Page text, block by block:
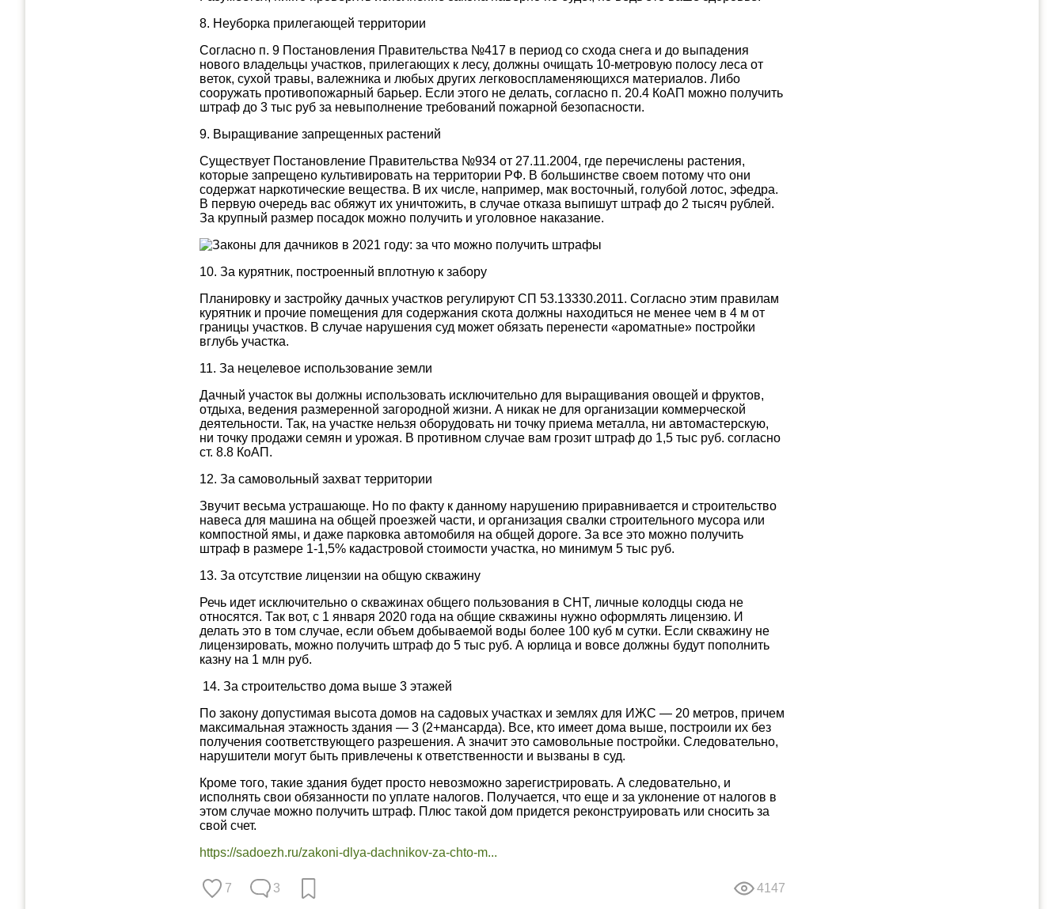
8. Неуборка прилегающей территории
Согласно п. 9 Постановления Правительства №417 в период со схода снега и до выпадения
нового владельцы участков, прилегающих к лесу, должны очищать 10-метровую полосу леса от
веток, сухой травы, валежника и любых других легковоспламеняющихся материалов. Либо
сооружать противопожарный барьер. Если этого не делать, согласно п. 20.4 КоАП можно получить
штраф до 3 тыс руб за невыполнение требований пожарной безопасности.
9. Выращивание запрещенных растений
Существует Постановление Правительства №934 от 27.11.2004, где перечислены растения,
которые запрещено культивировать на территории РФ. В большинстве своем потому что они
содержат наркотические вещества. В их числе, например, мак восточный, голубой лотос, эфедра.
В первую очередь вас обяжут их уничтожить, в случае отказа выпишут штраф до 2 тысяч рублей.
За крупный размер посадок можно получить и уголовное наказание.
10. За курятник, построенный вплотную к забору
Планировку и застройку дачных участков регулируют СП 53.13330.2011. Согласно этим правилам
курятник и прочие помещения для содержания скота должны находиться не менее чем в 4 м от
границы участков. В случае нарушения суд может обязать перенести «ароматные» постройки
вглубь участка.
11. За нецелевое использование земли
Дачный участок вы должны использовать исключительно для выращивания овощей и фруктов,
отдыха, ведения размеренной загородной жизни. А никак не для организации коммерческой
деятельности. Так, на участке нельзя оборудовать ни точку приема металла, ни автомастерскую,
ни точку продажи семян и урожая. В противном случае вам грозит штраф до 1,5 тыс руб. согласно
ст. 8.8 КоАП.
12. За самовольный захват территории
Звучит весьма устрашающе. Но по факту к данному нарушению приравнивается и строительство
навеса для машина на общей проезжей части, и организация свалки строительного мусора или
компостной ямы, и даже парковка автомобиля на общей дороге. За все это можно получить
штраф в размере 1-1,5% кадастровой стоимости участка, но минимум 5 тыс руб.
13. За отсутствие лицензии на общую скважину
Речь идет исключительно о скважинах общего пользования в СНТ, личные колодцы сюда не
относятся. Так вот, с 1 января 2020 года на общие скважины нужно оформлять лицензию. И
делать это в том случае, если объем добываемой воды более 100 куб м сутки. Если скважину не
лицензировать, можно получить штраф до 5 тыс руб. А юрлица и вовсе должны будут пополнить
казну на 1 млн руб.
14. За строительство дома выше 3 этажей
По закону допустимая высота домов на садовых участках и землях для ИЖС — 20 метров, причем
максимальная этажность здания — 3 (2+мансарда). Все, кто имеет дома выше, построили их без
получения соответствующего разрешения. А значит это самовольные постройки. Следовательно,
нарушители могут быть привлечены к ответственности и вызваны в суд.
Кроме того, такие здания будет просто невозможно зарегистрировать. А следовательно, и
исполнять свои обязанности по уплате налогов. Получается, что еще и за уклонение от налогов в
этом случае можно получить штраф. Плюс такой дом придется реконструировать или сносить за
свой счет.
https://sadoezh.ru/zakoni-dlya-dachnikov-za-chto-m...
7 3 4147